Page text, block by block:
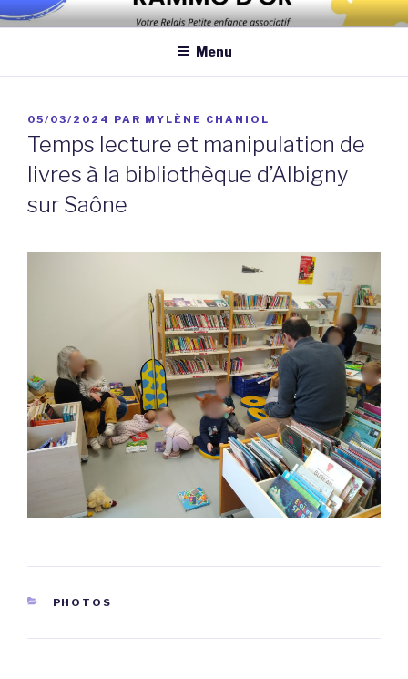
Aller
au
principal
Association qui a pour objectif d’améliorer les conditions et la
assistantes maternelles et/ou au domicile des parents
Menu
PUBLIÉ
LE
05/03/2024 PAR MYLÈNE CHANIOL
Temps lecture et manipulation de
livres à la bibliothèque d’Albigny
sur Saône
CATÉGORIES
PHOTOS